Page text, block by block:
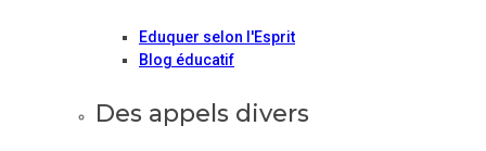
Eduquer selon l'Esprit
Blog éducatif
Des appels divers